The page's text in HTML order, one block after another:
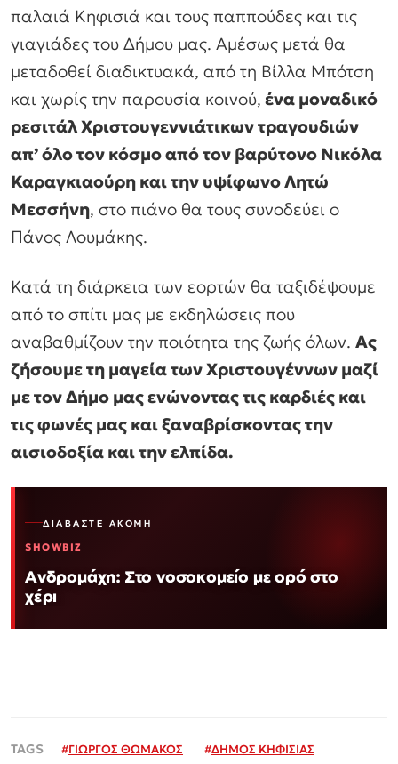
παλαιά Κηφισιά και τους παππούδες και τις
γιαγιάδες του Δήμου μας. Αμέσως μετά θα
μεταδοθεί διαδικτυακά, από τη Βίλλα Μπότση
και χωρίς την παρουσία κοινού, ένα μοναδικό
ρεσιτάλ Χριστουγεννιάτικων τραγουδιών
απ’ όλο τον κόσμο από τον βαρύτονο Νικόλα
Καραγκιαούρη και την υψίφωνο Λητώ
Μεσσήνη, στο πιάνο θα τους συνοδεύει ο
Πάνος Λουμάκης.
Κατά τη διάρκεια των εορτών θα ταξιδέψουμε
από το σπίτι μας με εκδηλώσεις που
αναβαθμίζουν την ποιότητα της ζωής όλων. Ας
ζήσουμε τη μαγεία των Χριστουγέννων μαζί
με τον Δήμο μας ενώνοντας τις καρδιές και
τις φωνές μας και ξαναβρίσκοντας την
αισιοδοξία και την ελπίδα.
ΔΙΑΒΆΣΤΕ ΑΚΌΜΗ
SHOWBIZ
Ανδρομάχη: Στο νοσοκομείο με ορό στο
χέρι
#ΓΙΩΡΓΟΣ ΘΩΜΑΚΟΣ #ΔΗΜΟΣ ΚΗΦΙΣΙΑΣ